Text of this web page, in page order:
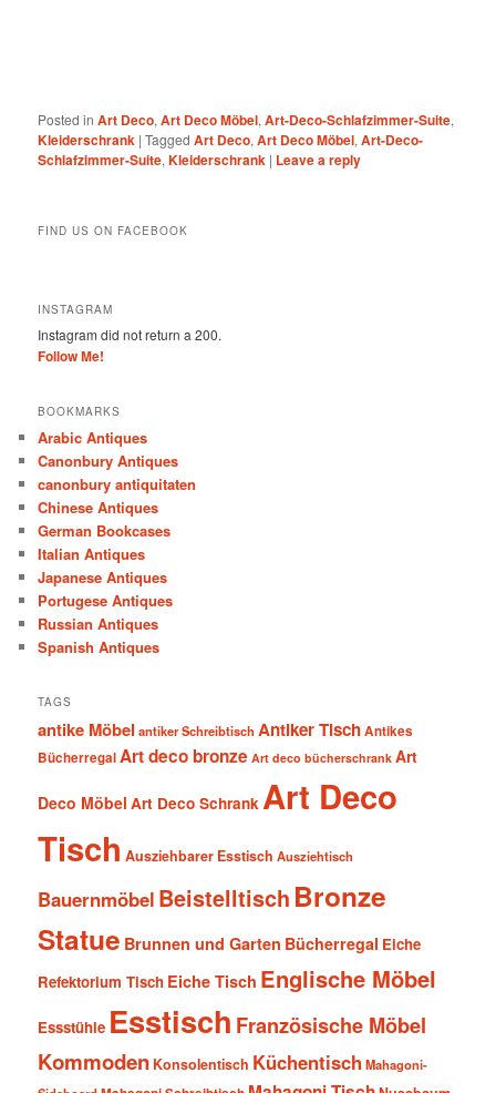
Posted in Art Deco,Art Deco Möbel,Art-Deco-Schlafzimmer-Suite,
Kleiderschrank |Tagged Art Deco,Art Deco Möbel,Art-Deco-
Schlafzimmer-Suite,Kleiderschrank | Leave a reply
FIND US ON FACEBOOK
INSTAGRAM
Instagram did not return a 200.
Follow Me!
BOOKMARKS
Arabic Antiques
Canonbury Antiques
canonbury antiquitaten
Chinese Antiques
German Bookcases
Italian Antiques
Japanese Antiques
Portugese Antiques
Russian Antiques
Spanish Antiques
TAGS
antike Möbel antiker Schreibtisch Antiker TischAntikes
BücherregalArt deco bronze Art deco bücherschrank Art
Deco Möbel Art Deco Schrank Art Deco
Tisch Ausziehbarer Esstisch Ausziehtisch
Bauernmöbel Beistelltisch Bronze
Statue Brunnen und Garten Bücherregal Eiche
Refektorium Tisch Eiche Tisch Englische Möbel
Essstühle Esstisch Französische Möbel
Kommoden Konsolentisch Küchentisch Mahagoni-